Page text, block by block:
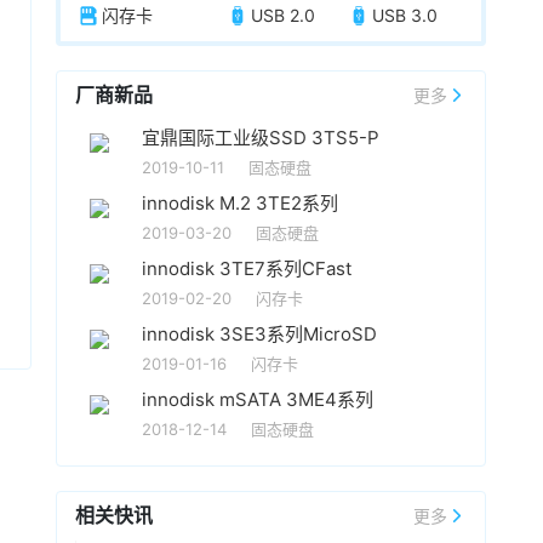
闪存卡 USB 2.0 USB 3.0
厂商新品 更多
宜鼎国际工业级SSD 3TS5-P
2019-10-11 固态硬盘
innodisk M.2 3TE2系列
2019-03-20 固态硬盘
innodisk 3TE7系列CFast
2019-02-20 闪存卡
innodisk 3SE3系列MicroSD
2019-01-16 闪存卡
innodisk mSATA 3ME4系列
2018-12-14 固态硬盘
相关快讯 更多